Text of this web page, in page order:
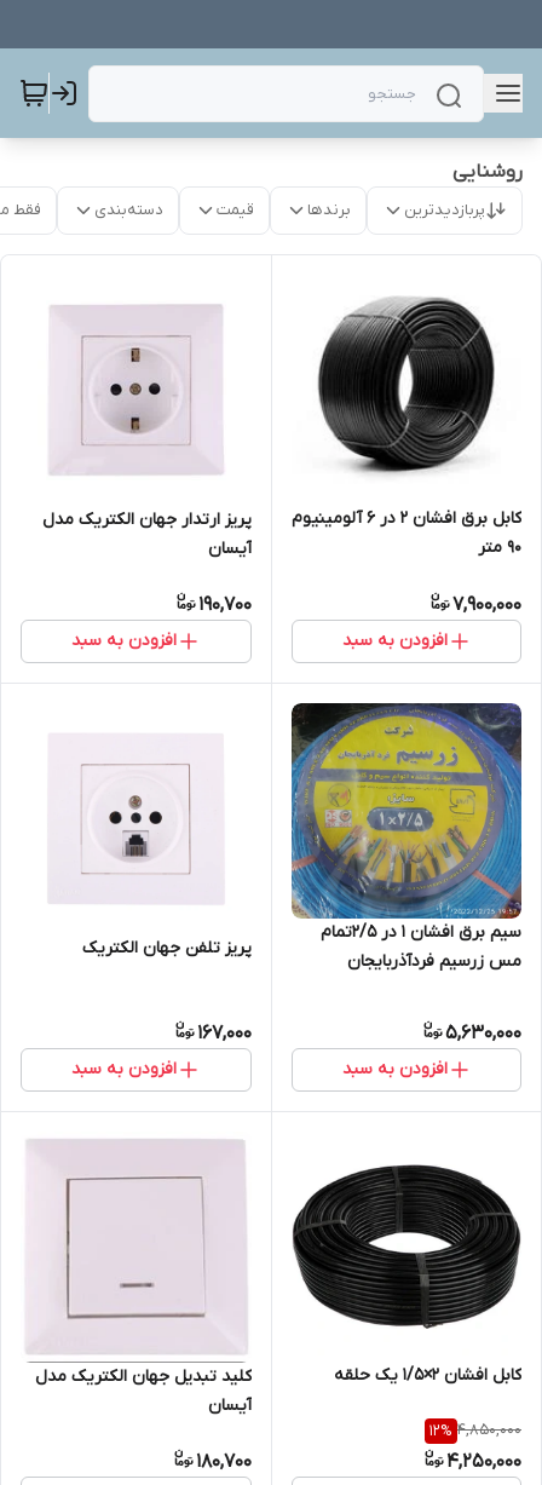
روشنایی
پربازدیدترین برندها قیمت دسته‌بندی فقط
کابل برق افشان ۲ در ۶ آلومینیوم
۹۰ متر
7,900,000
افزودن به سبد
پریز ارتدار جهان الکتریک مدل
آیسان
190,700
افزودن به سبد
سیم برق افشان 1 در 2/5تمام
مس زرسیم فردآذربایجان
5,630,000
افزودن به سبد
پریز تلفن جهان الکتریک
167,000
افزودن به سبد
کابل افشان 2×1/5 یک حلقه
4,850,000
12%
4,250,000
کلید تبدیل جهان الکتریک مدل
آیسان
180,700